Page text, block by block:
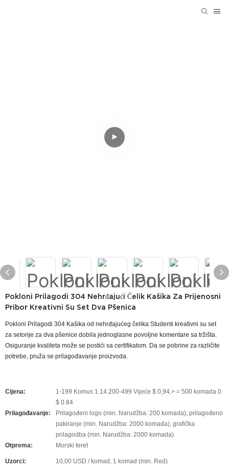
Pokloni Prilagodi 304 Nehrđajući Čelik Kašika Za Prijenosni
Pribor Kreativni Su Set Dva Pšenica
Pokloni Prilagodi 304 Kašika od nehrđajućeg čelika Studenti kreativni su set
za setorije za dva pšenice dobila jednoglasne povoljne komentare sa tržišta.
Osiguranje kvaliteta može se postići sa certifikatom. Da se pobrine za različite
potrebe, pruža se prilagođavanje proizvoda.
Cijena:
1-199 Komus 1.14.200-499 Vijeće $ 0,94,> = 500 komada 0
$ 0.84
Prilagođavanje:
Prilagođeni logo (min. Narudžba: 200 komada), prilagođeno
pakiranje (min. Narudžba: 2000 komada), grafička
prilagodba (min. Narudžba: 2000 komada)
Otprema:
Morski teret
Uzorci: 10,00 USD / komad, 1 komad (min. Red)